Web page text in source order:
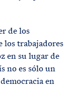
de los
los trabajadores
en su lugar de
no es sólo un
en